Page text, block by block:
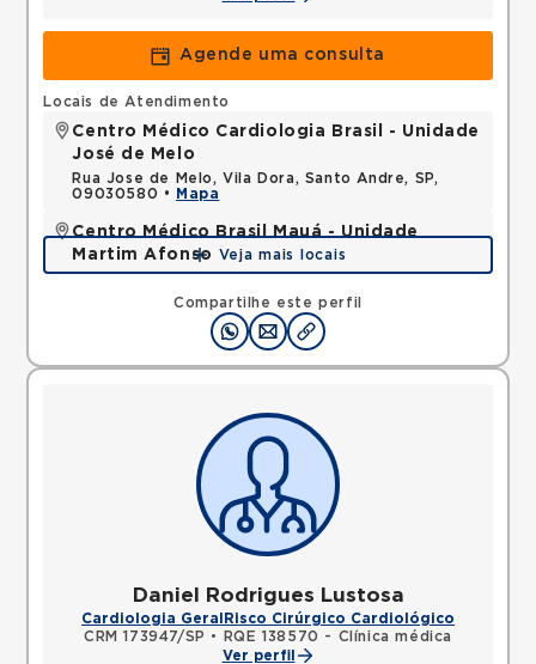
Agende uma consulta
Compartilhe este perfil
Locais de Atendimento
Centro Médico Cardiologia Brasil - Unidade
José de Melo
Rua Jose de Melo, Vila Dora, Santo Andre, SP,
09030580 •
Mapa
Centro Médico Brasil Mauá - Unidade
Martim Afonso
Rua Martim Afonso, Vila Bocaina, Maua, SP,
Mapa
Veja mais locais
Daniel Rodrigues Lustosa
Cardiologia Geral Risco Cirúrgico Cardiológico
CRM 173947/SP •
RQE 138570 - Clínica médica
Ver perfil